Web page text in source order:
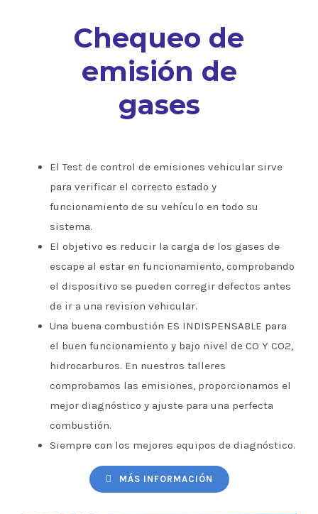
Chequeo de
emisión de
gases
El Test de control de emisiones vehicular sirve
para verificar el correcto estado y
funcionamiento de su vehículo en todo su
sistema.
El objetivo es reducir la carga de los gases de
escape al estar en funcionamiento, comprobando
el dispositivo se pueden corregir defectos antes
de ir a una revision vehicular.
Una buena combustión ES INDISPENSABLE para
el buen funcionamiento y bajo nivel de CO Y CO2,
hidrocarburos. En nuestros talleres
comprobamos las emisiones, proporcionamos el
mejor diagnóstico y ajuste para una perfecta
combustión.
Siempre con los mejores equipos de diagnóstico.
MÁS INFORMACIÓN